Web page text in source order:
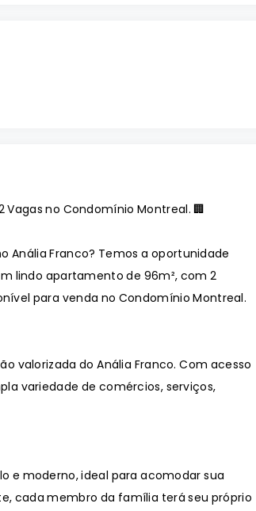
Vagas no Condomínio Montreal. 🏢
Anália Franco? Temos a oportunidade
lindo apartamento de 96m², com 2
para venda no Condomínio Montreal.
valorizada do Anália Franco. Com acesso
variedade de comércios, serviços,
e moderno, ideal para acomodar sua
cada membro da família terá seu próprio